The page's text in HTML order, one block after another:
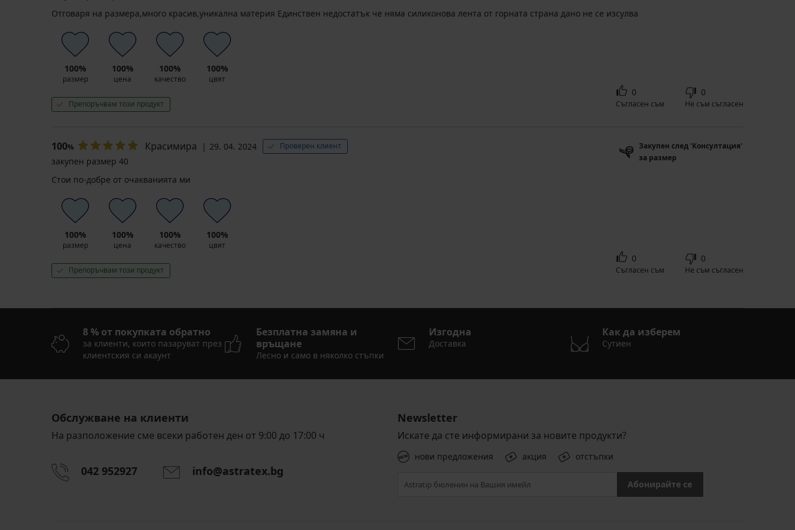
Отговаря на размера,много красив,уникална материя Единствен недостатък че няма силиконова лента от горната страна дано не се изсулва
100%
размер
100%
цена
100%
качество
100%
цвят
Препоръчвам този продукт
0
Съгласен съм
0
Не съм съгласен
100% Красимира 29. 04. 2024 Проверен клиент
Закупен след 'Консултация'
за размер
закупен размер 40
Стои по-добре от очакванията ми
100%
размер
100%
цена
100%
качество
100%
цвят
Препоръчвам този продукт
0
Съгласен съм
0
Не съм съгласен
8 % от покупката обратно
за клиенти, които пазаруват през
клиентския си акаунт
Безплатна замяна и
връщане
Лесно и само в няколко стъпки
Изгодна
Доставка
Как да изберем
Сутиен
Обслужване на клиенти
На разположение сме всеки работен ден от 9:00 до 17:00 ч
042 952927 info@astratex.bg
Newsletter
Искате да сте информирани за новите продукти?
нови предложения акция отстъпки
Абонирайте се